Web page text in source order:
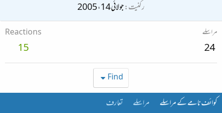
رکنیت جولائی 14، 2005
مراسلے
24
Reactions
15
Find
کوائف نامے کے مراسلے مراسلے تعارف